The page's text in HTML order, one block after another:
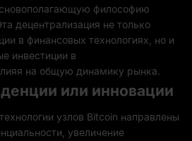
философию
децентрализация не только
в финансовых технологиях, но и
инвестиции в
на общую динамику рынка.
или инновации
узлов Bitcoin направлены
увеличение